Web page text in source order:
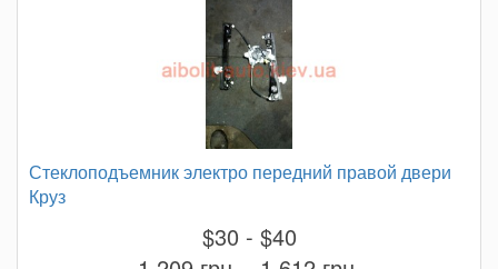
Стеклоподъемник электро передний правой двери
Круз
$30 - $40